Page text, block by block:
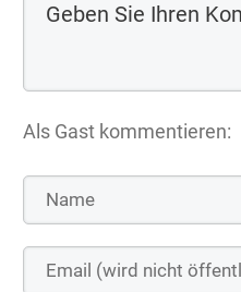
Als Gast kommentieren: